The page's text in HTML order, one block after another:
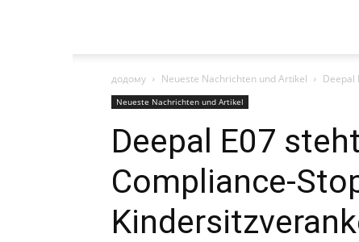
додому Neueste Nachrichten und Artikel Deepal
Neueste Nachrichten und Artikel
Deepal E07
Compliance-